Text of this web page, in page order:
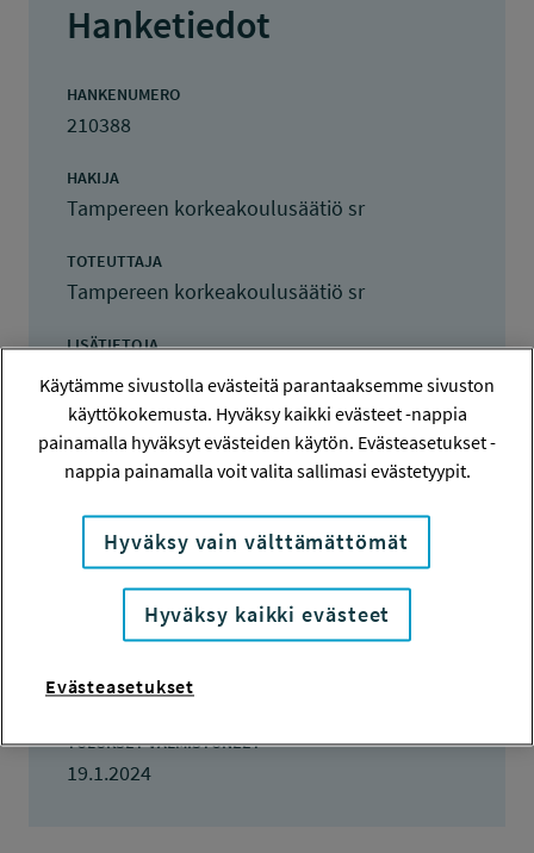
Hanketiedot
HANKENUMERO
210388
HAKIJA
Tampereen korkeakoulusäätiö sr
TOTEUTTAJA
Tampereen korkeakoulusäätiö sr
LISÄTIETOJA
Petri Nokelainen
petri.nokelainen@tuni.fi
TOTEUTUSAIKA
1.1.2022 - 31.12.2023
TYÖSUOJELURAHASTON PÄÄTÖS
30.11.2021
150 000 euroa
206 950 euroa
TULOKSET VALMISTUNEET
19.1.2024
Käytämme sivustolla evästeitä parantaaksemme sivuston
käyttökokemusta. Hyväksy kaikki evästeet -nappia
painamalla hyväksyt evästeiden käytön. Evästeasetukset -
nappia painamalla voit valita sallimasi evästetyypit.
Hyväksy vain välttämättömät
Hyväksy kaikki evästeet
Evästeasetukset